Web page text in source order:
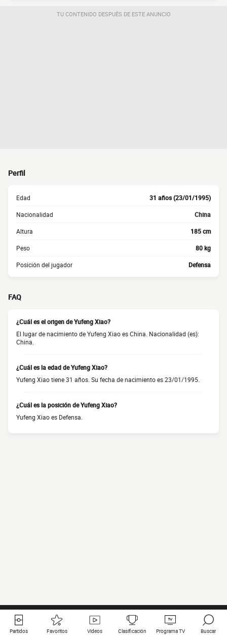
TU CONTENIDO DESPUÉS DE ESTE ANUNCIO
Perfil
Edad 31 años (23/01/1995)
Nacionalidad China
Altura 185 cm
Peso 80 kg
Posición del jugador Defensa
FAQ
¿Cuál es el origen de Yufeng Xiao?
El lugar de nacimiento de Yufeng Xiao es China. Nacionalidad (es):
China.
¿Cuál es la edad de Yufeng Xiao?
Yufeng Xiao tiene 31 años. Su fecha de nacimiento es 23/01/1995.
¿Cuál es la posición de Yufeng Xiao?
Yufeng Xiao es Defensa.
Partidos Favoritos Videos Clasificación Programa TV Buscar